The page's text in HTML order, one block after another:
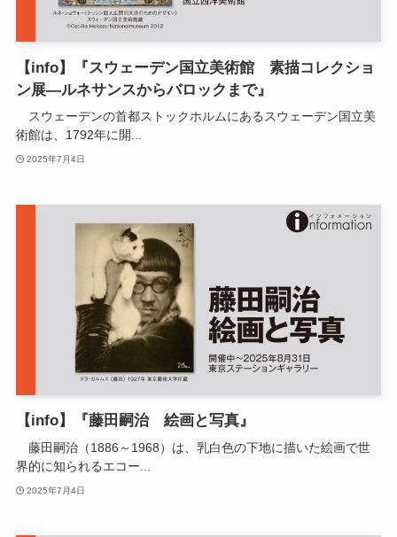
【info】『スウェーデン国立美術館 素描コレクショ
ン展―ルネサンスからバロックまで』
スウェーデンの首都ストックホルムにあるスウェーデン国立美
術館は、1792年に開...
2025年7月4日
【info】『藤田嗣治 絵画と写真』
藤田嗣治（1886～1968）は、乳白色の下地に描いた絵画で世
界的に知られるエコー...
2025年7月4日